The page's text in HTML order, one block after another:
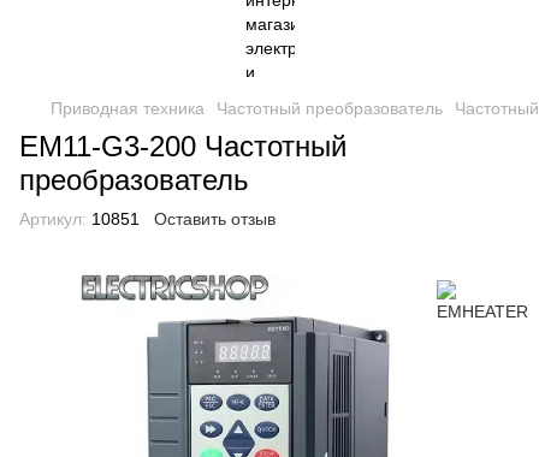
Приводная техника Частотный преобразователь
EM11-G3-200 Частотный
преобразователь
Артикул: 10851 Оставить отзыв